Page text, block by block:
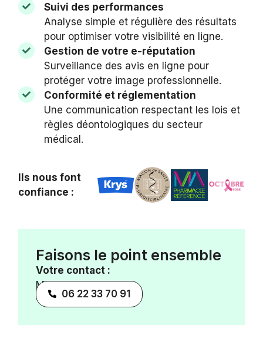
Suivi des performances
Analyse simple et régulière des résultats
pour optimiser votre visibilité en ligne.
Gestion de votre e-réputation
Surveillance des avis en ligne pour
protéger votre image professionnelle.
Conformité et réglementation
Une communication respectant les lois et
règles déontologiques du secteur
médical.
Ils nous font
confiance :
Faisons le point ensemble
Votre contact :
Marine de Crissey
06 22 33 70 91